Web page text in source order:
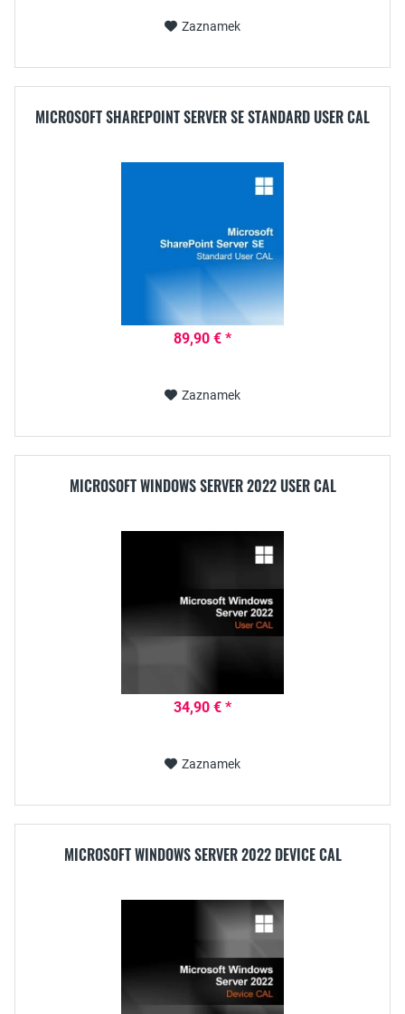
Zaznamek
MICROSOFT SHAREPOINT SERVER SE STANDARD USER CAL
89,90 € *
Zaznamek
MICROSOFT WINDOWS SERVER 2022 USER CAL
34,90 € *
Zaznamek
MICROSOFT WINDOWS SERVER 2022 DEVICE CAL